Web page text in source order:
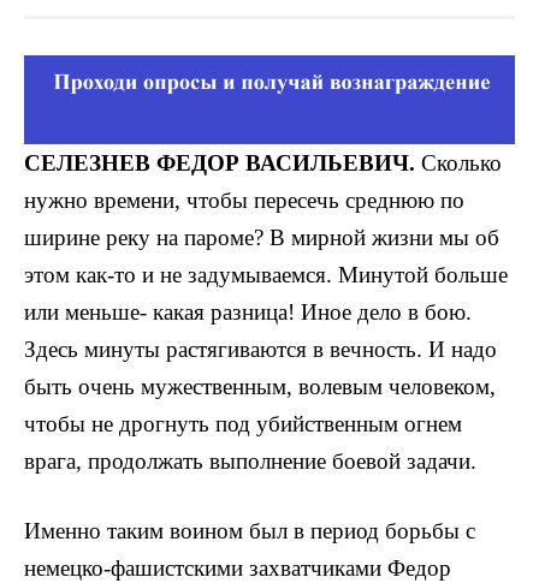
СЕЛЕЗНЕВ ФЕДОР ВАСИЛЬЕВИЧ. Сколько
нужно времени, чтобы пе­ресечь среднюю по
ширине реку на пароме? В мирной жизни мы об
этом как-то и не задумываемся. Минутой больше
или меньше- какая разница! Иное дело в бою.
Здесь минуты растягиваются в веч­ность. И надо
быть очень муже­ственным, волевым человеком,
что­бы не дрогнуть под убийственным огнем
врага, продолжать выполне­ние боевой задачи.
Именно таким воином был в пе­риод борьбы с
немецко-фашистски­ми захватчиками Федор